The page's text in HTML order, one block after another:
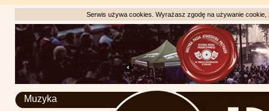
Serwis używa cookies. Wyrażasz zgodę na używanie
Muzyka